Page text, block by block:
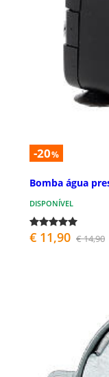
-20%
Bomba água
DISPONÍVEL
€ 11,90 € 14,90